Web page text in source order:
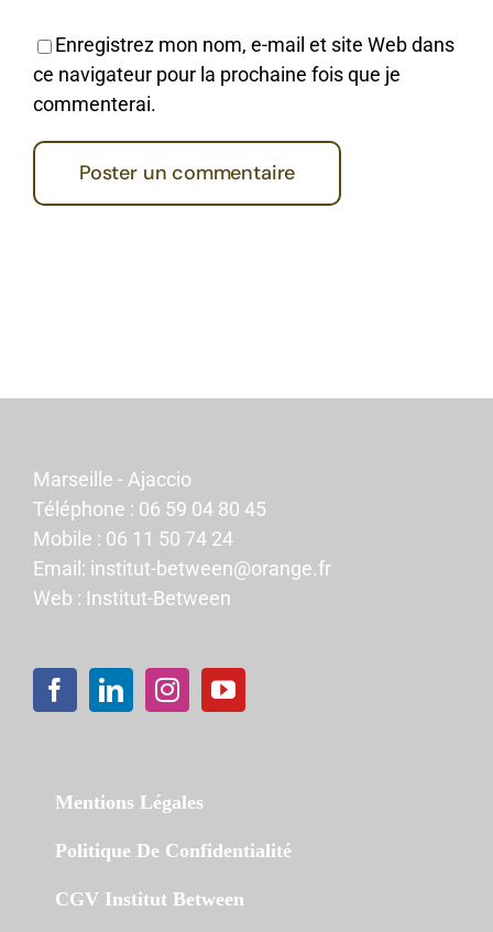
Enregistrez mon nom, e-mail et site Web dans
ce navigateur pour la prochaine fois que je
commenterai.
Marseille - Ajaccio
Téléphone : 06 59 04 80 45
Mobile : 06 11 50 74 24
Email: institut-between@orange.fr
Web : Institut-Between
Mentions Légales
Politique De Confidentialité
CGV Institut Between